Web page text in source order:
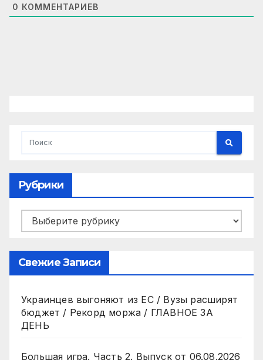
0 КОММЕНТАРИЕВ
Рубрики
Рубрики
Свежие Записи
Украинцев выгоняют из ЕС / Вузы расширят
бюджет / Рекорд моржа / ГЛАВНОЕ ЗА
ДЕНЬ
Большая игра. Часть 2. Выпуск от 06.08.2026